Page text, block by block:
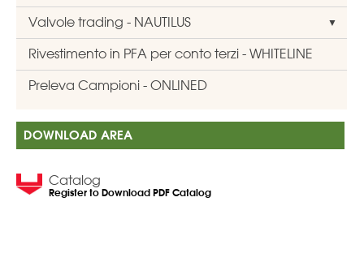
Valvole trading - NAUTILUS
Rivestimento in PFA per conto terzi - WHITELINE
Preleva Campioni - ONLINED
DOWNLOAD AREA
Catalog
Register to Download PDF Catalog